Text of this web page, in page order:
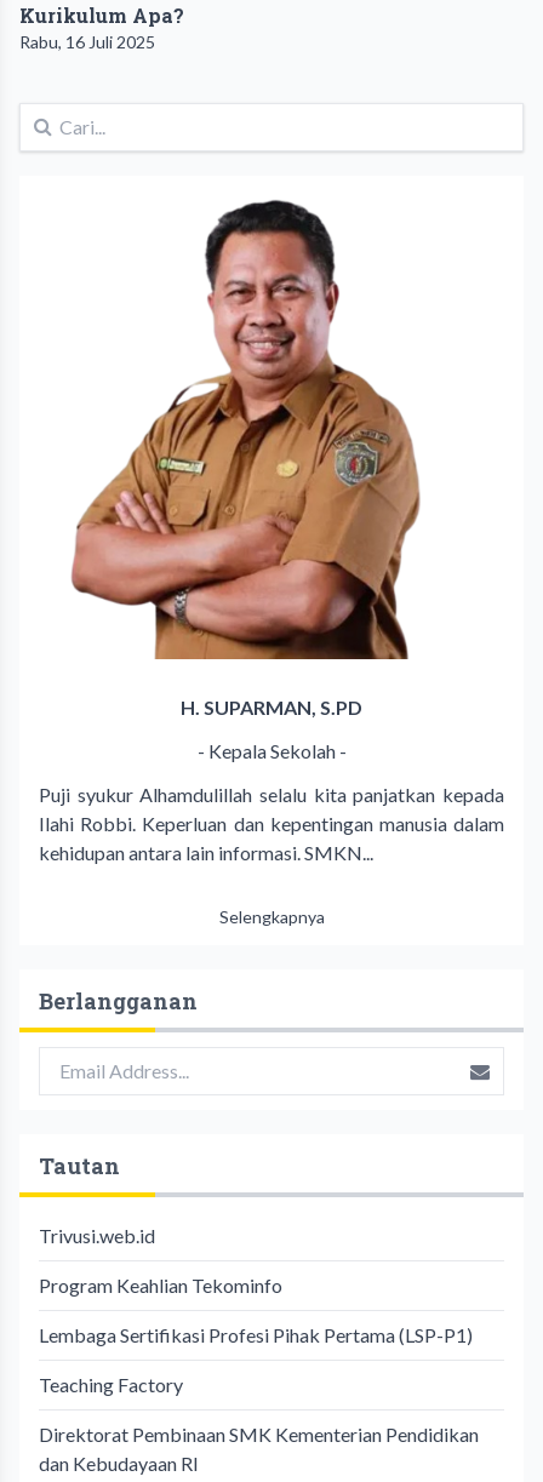
Kurikulum Apa?
Rabu, 16 Juli 2025
H. SUPARMAN, S.PD
- Kepala Sekolah -
Puji syukur Alhamdulillah selalu kita panjatkan kepada
Ilahi Robbi. Keperluan dan kepentingan manusia dalam
kehidupan antara lain informasi. SMKN...
Selengkapnya
Berlangganan
Tautan
Trivusi.web.id
Program Keahlian Tekominfo
Lembaga Sertifikasi Profesi Pihak Pertama (LSP-P1)
Teaching Factory
Direktorat Pembinaan SMK Kementerian Pendidikan
dan Kebudayaan RI